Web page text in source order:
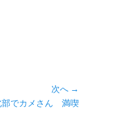
次へ →
部でカメさん 満喫